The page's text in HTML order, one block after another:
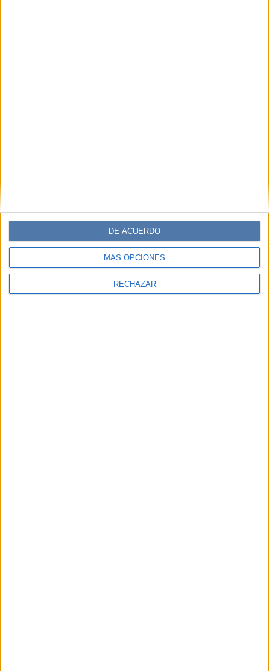
MÁS OPCIONES
RECHAZAR
DE ACUERDO